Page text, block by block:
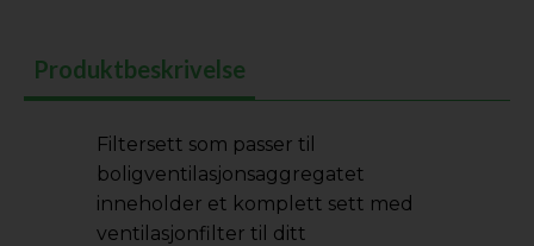
Produktbeskrivelse
Filtersett som passer til
boligventilasjonsaggregatet
inneholder et komplett sett med
ventilasjonfilter til ditt